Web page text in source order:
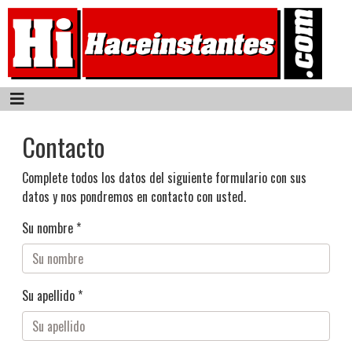
Contacto
Complete todos los datos del siguiente formulario con sus
datos y nos pondremos en contacto con usted.
Su nombre *
Su apellido *